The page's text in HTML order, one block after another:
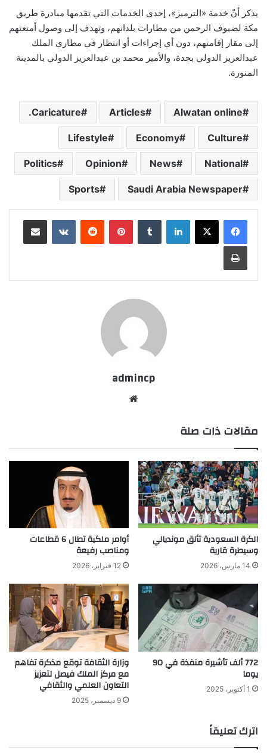
يذكر أنّ خدمة «الترميز»، إحدى الخدمات التي تقدمها مبادرة طريق
مكة لضيوف الرحمن من مطارات بلدانهم، وتهدف إلى وصول أمتعتهم
إلى مقار إقامتهم، دون أي إجراءات أو انتظار في مطاري الملك
عبدالعزيز الدولي بجدة، والأمير محمد بن عبدالعزيز الدولي بالمدينة
المنورة.
Alwatan online
Articles
Caricature.
Culture
Economy
Lifestyle
National
News
Opinion
Politics
Saudi Arabia Newspaper
Sports
لينكدإن بينتيريست
admincp
مقالات ذات صلة
الكرة السعودية تألق مونديالي
وسيطرة قارية
14 مارس، 2026
أوامر ملكية تطال 6 قطاعات
ومناصب رفيعة
12 فبراير، 2026
772 ألف تأشيرة منفذة في 90
يوما
1 أكتوبر، 2025
وزارة الثقافة توقع مذكرة تفاهم
مع مركز الملك فيصل لتعزيز
التعاون العلمي والثقافي
9 ديسمبر، 2025
اترك تعليقاً